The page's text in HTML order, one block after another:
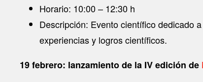
Horario: 10:00 – 12:30 h
Descripción: Evento científico dedicado
experiencias y logros científicos.
19 febrero: lanzamiento de la IV edición de